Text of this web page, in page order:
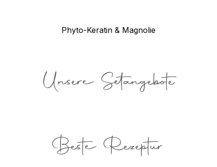
Phyto-Keratin & Magnolie
Unsere Setangebote
Beste Rezeptur